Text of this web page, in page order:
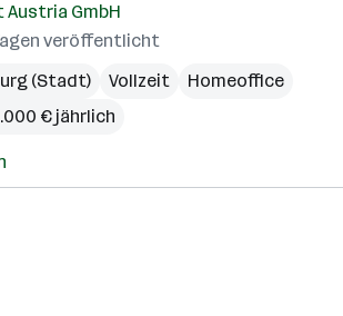
Austria GmbH
veröffentlicht
(Stadt)
Vollzeit
Homeoffice
€ jährlich